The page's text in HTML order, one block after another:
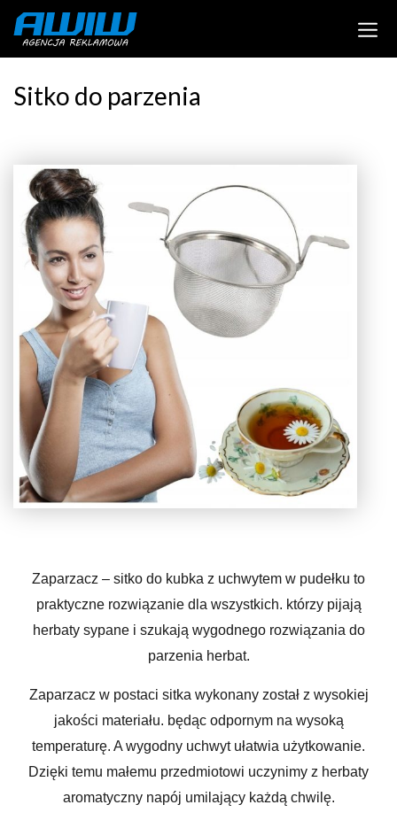
Sitko do parzenia
Zaparzacz – sitko do kubka z uchwytem w pudełku to
praktyczne rozwiązanie dla wszystkich. którzy pijają
herbaty sypane i szukają wygodnego rozwiązania do
parzenia herbat.
Zaparzacz w postaci sitka wykonany został z wysokiej
jakości materiału. będąc odpornym na wysoką
temperaturę. A wygodny uchwyt ułatwia użytkowanie.
Dzięki temu małemu przedmiotowi uczynimy z herbaty
aromatyczny napój umilający każdą chwilę.